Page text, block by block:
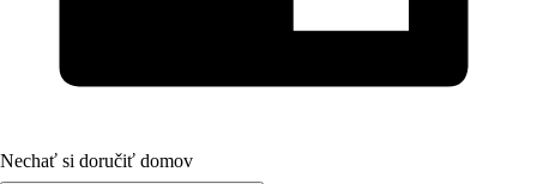
Nechať si doručiť domov